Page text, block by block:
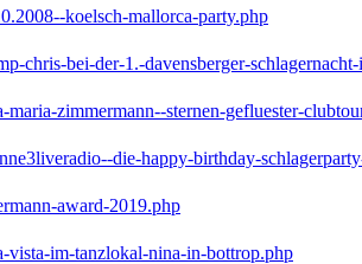
koelsch-mallorca-party.php
chris-bei-der-1.-davensberger-
maria-zimmermann--sternen-gefluester-
die-happy-birthday-
award-2019.php
vista-im-tanzlokal-nina-in-bottrop.php